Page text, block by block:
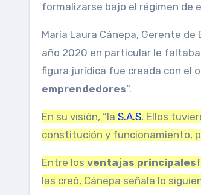
formalizarse bajo el régimen de
María Laura Cánepa, Gerente
año 2020 en particular le faltaba
figura jurídica fue creada con el
emprendedores“.
En su visión, “la S.A.S. Ellos
constitución y funcionamiento,
Entre los ventajas principales
las creó, Cánepa señala lo